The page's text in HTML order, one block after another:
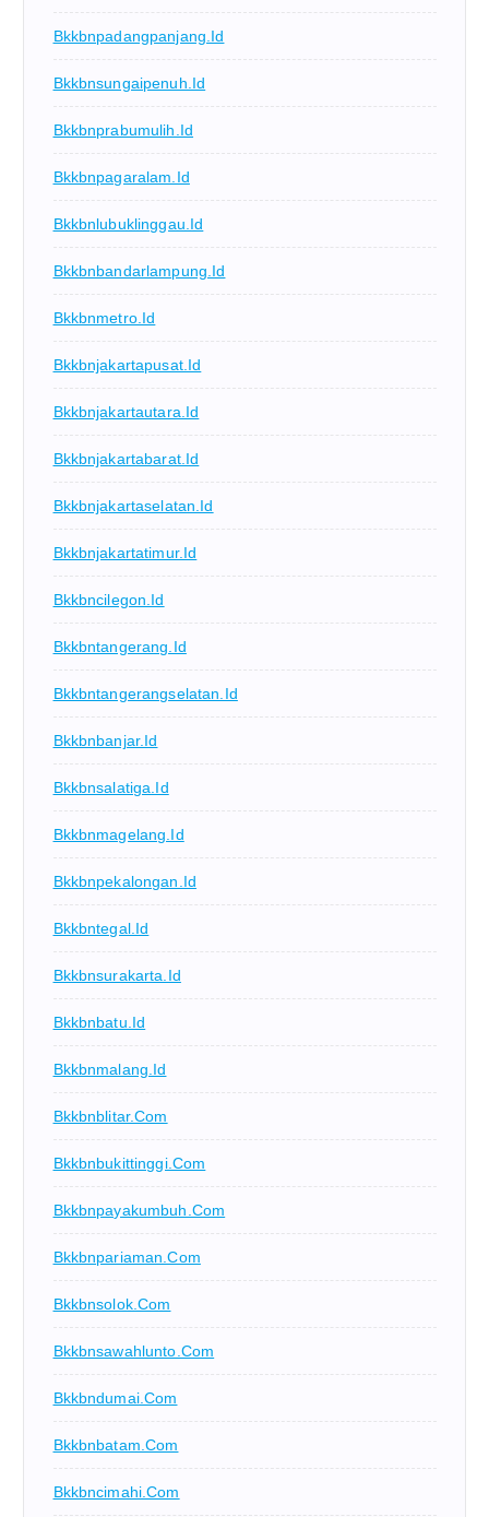
Bkkbnpadangpanjang.id
Bkkbnsungaipenuh.id
Bkkbnprabumulih.id
Bkkbnpagaralam.id
Bkkbnlubuklinggau.id
Bkkbnbandarlampung.id
Bkkbnmetro.id
Bkkbnjakartapusat.id
Bkkbnjakartautara.id
Bkkbnjakartabarat.id
Bkkbnjakartaselatan.id
Bkkbnjakartatimur.id
Bkkbncilegon.id
Bkkbntangerang.id
Bkkbntangerangselatan.id
Bkkbnbanjar.id
Bkkbnsalatiga.id
Bkkbnmagelang.id
Bkkbnpekalongan.id
Bkkbntegal.id
Bkkbnsurakarta.id
Bkkbnbatu.id
Bkkbnmalang.id
Bkkbnblitar.com
Bkkbnbukittinggi.com
Bkkbnpayakumbuh.com
Bkkbnpariaman.com
Bkkbnsolok.com
Bkkbnsawahlunto.com
Bkkbndumai.com
Bkkbnbatam.com
Bkkbncimahi.com